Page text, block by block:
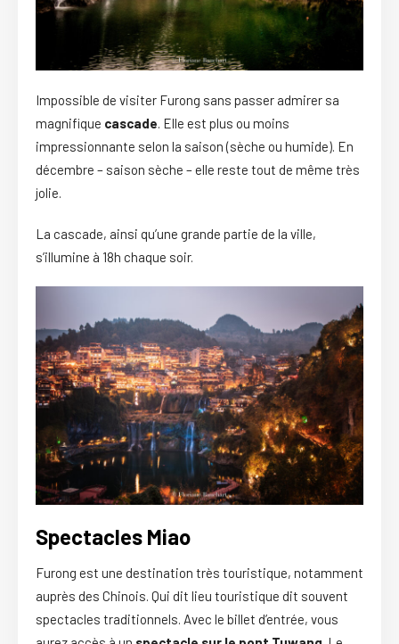
Impossible de visiter Furong sans passer admirer sa
magnifique cascade . Elle est plus ou moins
impressionnante selon la saison (sèche ou humide). En
décembre – saison sèche – elle reste tout de même très
jolie.
La cascade, ainsi qu’une grande partie de la ville,
s’illumine à 18h chaque soir.
Spectacles Miao
Furong est une destination très touristique, notamment
auprès des Chinois. Qui dit lieu touristique dit souvent
spectacles traditionnels. Avec le billet d’entrée, vous